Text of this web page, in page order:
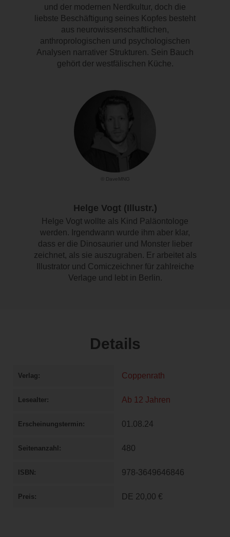
und der modernen Nerdkultur, doch die
liebste Beschäftigung seines Kopfes besteht
aus neurowissenschaftlichen,
anthroprologischen und psychologischen
Analysen narrativer Strukturen. Sein Bauch
gehört der westfälischen Küche.
© DaveMNG
Helge Vogt (Illustr.)
Helge Vogt wollte als Kind Paläontologe
werden. Irgendwann wurde ihm aber klar,
dass er die Dinosaurier und Monster lieber
zeichnet, als sie auszugraben. Er arbeitet als
Illustrator und Comiczeichner für zahlreiche
Verlage und lebt in Berlin.
Details
Verlag Coppenrath
Lesealter Ab 12 Jahren
Erscheinungstermin 01.08.24
Seitenanzahl 480
ISBN 978-3649646846
Preis DE 20,00 €